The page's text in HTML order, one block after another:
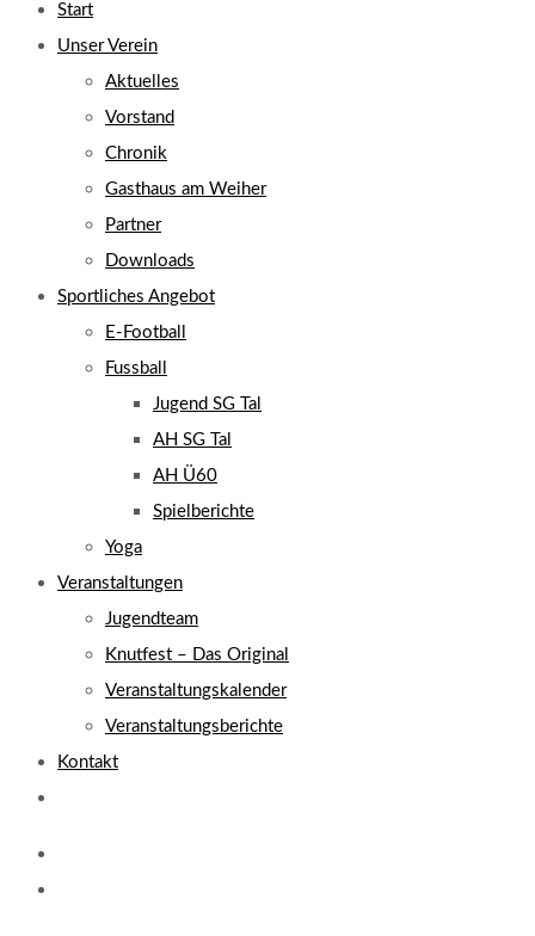
Start
Unser Verein
Aktuelles
Vorstand
Chronik
Gasthaus am Weiher
Partner
Downloads
Sportliches Angebot
E-Football
Fussball
Jugend SG Tal
AH SG Tal
AH Ü60
Spielberichte
Yoga
Veranstaltungen
Jugendteam
Knutfest – Das Original
Veranstaltungskalender
Veranstaltungsberichte
Kontakt